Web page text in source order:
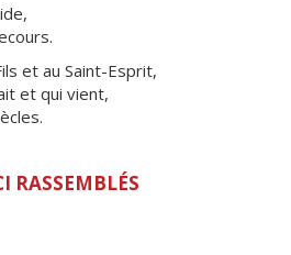
et au Saint-Esprit,
et qui vient,
RASSEMBLÉS